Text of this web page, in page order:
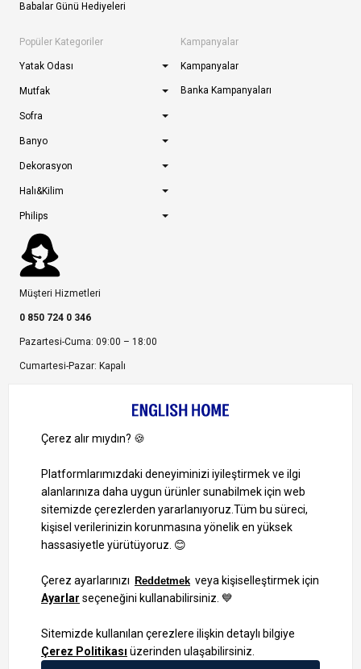
Babalar Günü Hediyeleri
Popüler Kategoriler
Yatak Odası
Mutfak
Sofra
Banyo
Dekorasyon
Halı&Kilim
Philips
Kampanyalar
Kampanyalar
Banka Kampanyaları
Müşteri Hizmetleri
0 850 724 0 346
Pazartesi-Cuma: 09:00 – 18:00
Cumartesi-Pazar: Kapalı
Ayrıcalıklardan yararlanmak için uygulamamızı indirin.
1000 TL ve Üzeri Alışverişlerinizde Kargo Bedava!
Bilgi Toplum Hizmetleri
KVKK Veri İşleme Politikamız